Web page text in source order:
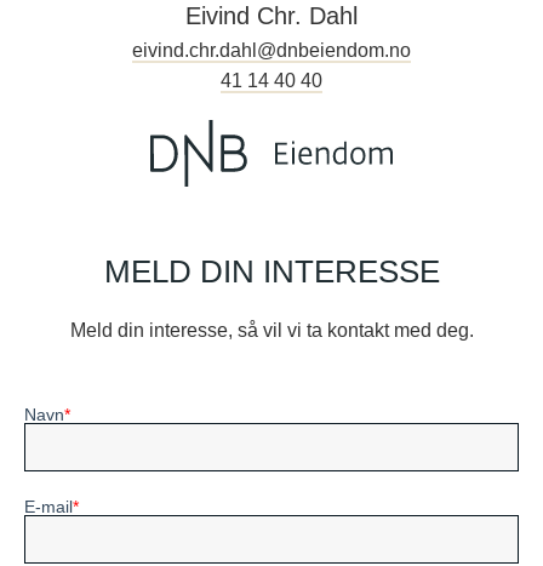
Eivind Chr. Dahl
eivind.chr.dahl@dnbeiendom.no
41 14 40 40
MELD DIN INTERESSE
Meld din interesse, så vil vi ta kontakt med deg.
Navn
E-mail